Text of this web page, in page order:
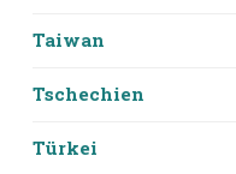
Taiwan
Tschechien
Türkei